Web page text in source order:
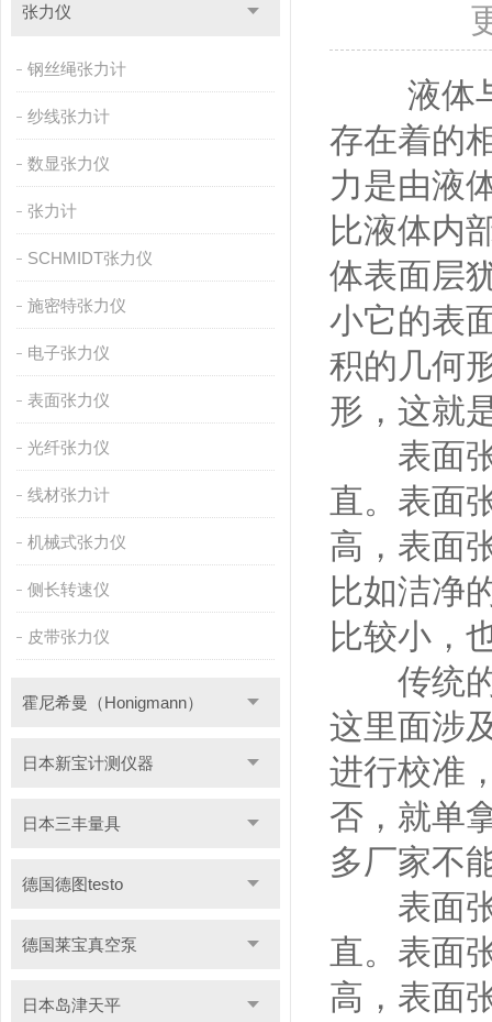
张力仪
钢丝绳张力计
纱线张力计
数显张力仪
张力计
SCHMIDT张力仪
施密特张力仪
电子张力仪
表面张力仪
光纤张力仪
线材张力计
机械式张力仪
侧长转速仪
皮带张力仪
霍尼希曼（Honigmann）
日本新宝计测仪器
日本三丰量具
德国德图testo
德国莱宝真空泵
日本岛津天平
液体与
存在着的
力是由液
比液体内
体表面层
小它的表
积的几何
形，这就
表面张
直。表面
高，表面
比如洁净
比较小，
传统的
这里面涉
进行校准
否，就单
多厂家不
表面张
直。表面
高，表面